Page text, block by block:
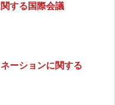
する国際会議
ーションに関する